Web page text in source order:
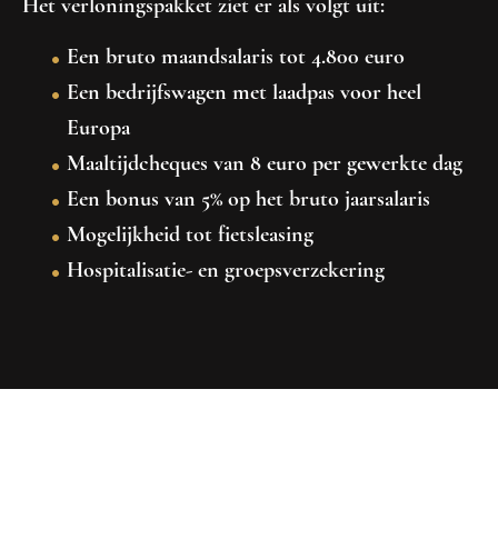
Het verloningspakket ziet er als volgt uit:
Een bruto maandsalaris tot 4.800 euro
Een bedrijfswagen met laadpas voor heel
Europa
Maaltijdcheques van 8 euro per gewerkte dag
Een bonus van 5% op het bruto jaarsalaris
Mogelijkheid tot fietsleasing
Hospitalisatie- en groepsverzekering